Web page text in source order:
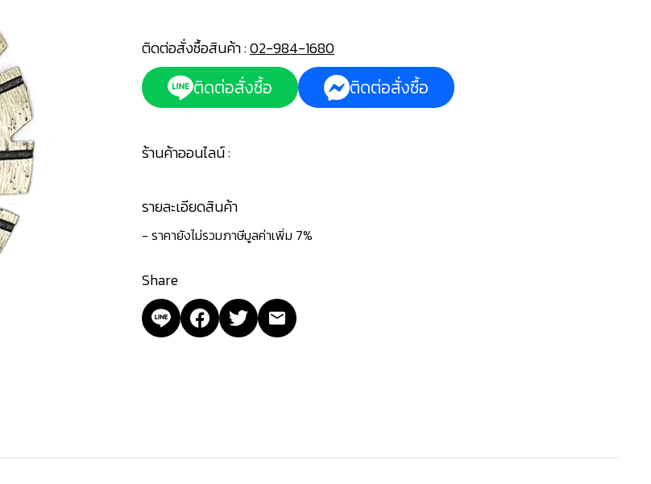
ติดต่อสั่งซื้อสินค้า :02-984-1680
ติดต่อสั่งซื้อ ติดต่อสั่งซื้อ
ร้านค้าออนไลน์ :
รายละเอียดสินค้า
- ราคายังไม่รวมภาษีมูลค่าเพิ่ม 7%
Share